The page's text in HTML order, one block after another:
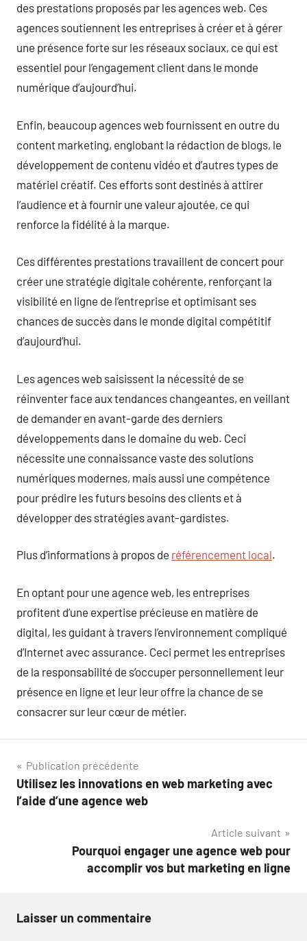
des prestations proposés par les agences web. Ces
agences soutiennent les entreprises à créer et à gérer
une présence forte sur les réseaux sociaux, ce qui est
essentiel pour l’engagement client dans le monde
numérique d’aujourd’hui.
Enfin, beaucoup agences web fournissent en outre du
content marketing, englobant la rédaction de blogs, le
développement de contenu vidéo et d’autres types de
matériel créatif. Ces efforts sont destinés à attirer
l’audience et à fournir une valeur ajoutée, ce qui
renforce la fidélité à la marque.
Ces différentes prestations travaillent de concert pour
créer une stratégie digitale cohérente, renforçant la
visibilité en ligne de l’entreprise et optimisant ses
chances de succès dans le monde digital compétitif
d’aujourd’hui.
Les agences web saisissent la nécessité de se
réinventer face aux tendances changeantes, en veillant
de demander en avant-garde des derniers
développements dans le domaine du web. Ceci
nécessite une connaissance vaste des solutions
numériques modernes, mais aussi une compétence
pour prédire les futurs besoins des clients et à
développer des stratégies avant-gardistes.
Plus d’informations à propos de référencement local.
En optant pour une agence web, les entreprises
profitent d’une expertise précieuse en matière de
digital, les guidant à travers l’environnement compliqué
d’Internet avec assurance. Ceci permet les entreprises
de la responsabilité de s’occuper personnellement leur
présence en ligne et leur leur offre la chance de se
consacrer sur leur cœur de métier.
Navigation
de
Publication précédente
Utilisez les innovations en web marketing avec
l’aide d’une agence web
Article suivant
Pourquoi engager une agence web pour
accomplir vos but marketing en ligne
Laisser un commentaire